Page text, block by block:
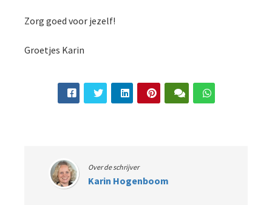
Zorg goed voor jezelf!
Groetjes Karin
Over de schrijver
Karin Hogenboom